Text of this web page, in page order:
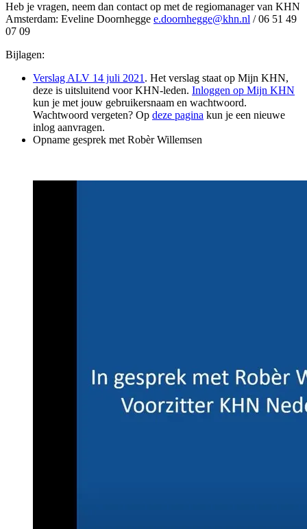
Heb je vragen, neem dan contact op met de regiomanager van KHN
Amsterdam: Eveline Doornhegge e.doornhegge@khn.nl / 06 51 49
07 09
Bijlagen:
Verslag ALV 14 juli 2021 . Het verslag staat op Mijn KHN,
deze is uitsluitend voor KHN-leden. Inloggen op Mijn KHN
kun je met jouw gebruikersnaam en wachtwoord.
Wachtwoord vergeten? Op deze pagina kun je een nieuwe
inlog aanvragen.
Opname gesprek met Robèr Willemsen